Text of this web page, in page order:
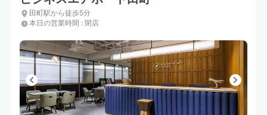
田町駅から徒歩5分
本日の営業時間 : 閉店